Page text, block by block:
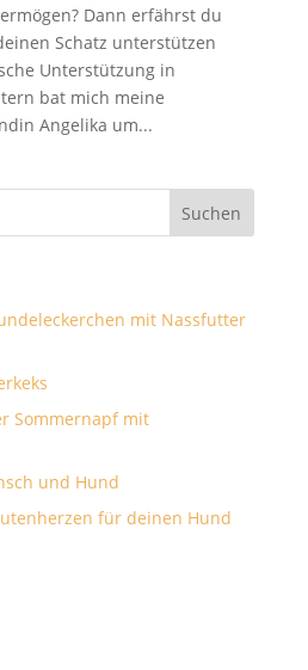
Dann erfährst du
Schatz unterstützen
Unterstützung in
bat mich meine
Angelika um...
mit Nassfutter
Sommernapf mit
und Hund
für deinen Hund